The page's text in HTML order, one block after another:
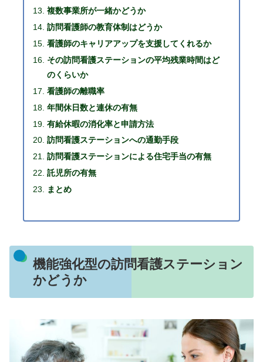
複数事業所が一緒かどうか
訪問看護師の教育体制はどうか
看護師のキャリアアップを支援してくれるか
その訪問看護ステーションの平均残業時間はど
のくらいか
看護師の離職率
年間休日数と連休の有無
有給休暇の消化率と申請方法
訪問看護ステーションへの通勤手段
訪問看護ステーションによる住宅手当の有無
託児所の有無
まとめ
機能強化型の訪問看護ステーション
かどうか